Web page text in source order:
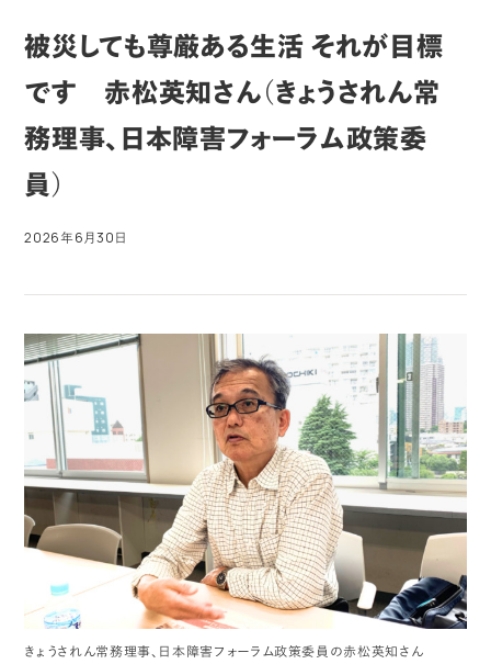
被災しても尊厳ある生活 それが目標
です 赤松英知さん（きょうされん常
務理事、日本障害フォーラム政策委
員）
2026年6月30日
きょうされん常務理事、日本障害フォーラム政策委員の赤松英知さん